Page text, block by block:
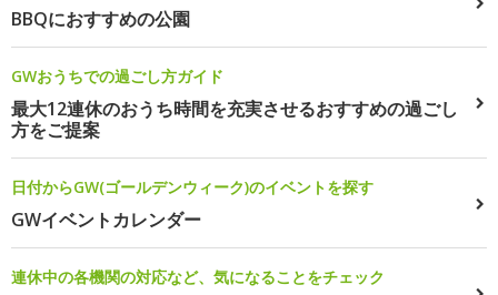
BBQにおすすめの公園
GWおうちでの過ごし方ガイド
最大12連休のおうち時間を充実させるおすすめの過ごし
方をご提案
日付からGW(ゴールデンウィーク)のイベントを探す
GWイベントカレンダー
連休中の各機関の対応など、気になることをチェック